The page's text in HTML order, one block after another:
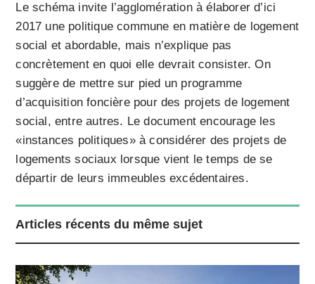
Le schéma invite l’agglomération à élaborer d’ici
2017 une politique commune en matière de logement
social et abordable, mais n’explique pas
concrètement en quoi elle devrait consister. On
suggère de mettre sur pied un programme
d’acquisition foncière pour des projets de logement
social, entre autres. Le document encourage les
«instances politiques» à considérer des projets de
logements sociaux lorsque vient le temps de se
départir de leurs immeubles excédentaires.
Articles récents du même sujet